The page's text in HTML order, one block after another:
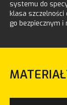
systemu do
klasa szczelności
go bezpiecznym i